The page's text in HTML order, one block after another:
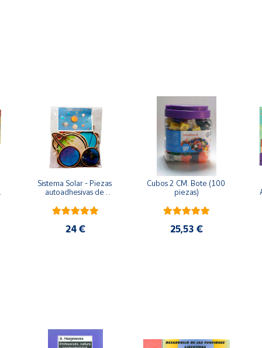
Sistema Solar - Piezas
autoadhesivas de
24 €
Cubos 2 CM. Bote (100
piezas)
25,53 €